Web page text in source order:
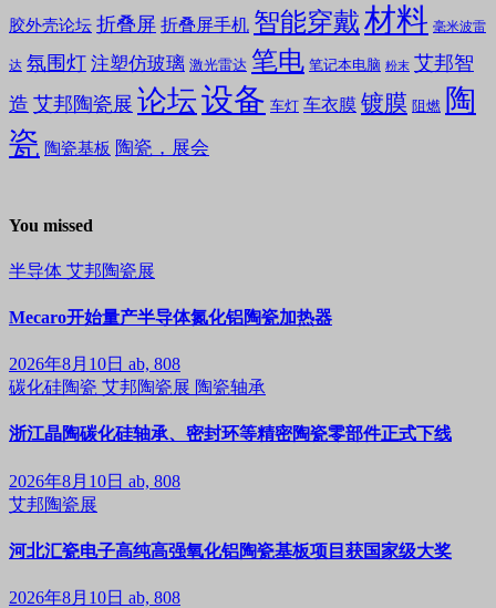
胶外壳论坛 折叠屏 折叠屏手机 智能穿戴材料 毫米波雷
达 氛围灯 注塑仿玻璃 激光雷达 笔电 笔记本电脑 粉末 艾邦智
造 艾邦陶瓷展 论坛设备 车灯 车衣膜 镀膜 阻燃 陶
瓷 陶瓷基板 陶瓷，展会
You missed
半导体 艾邦陶瓷展
Mecaro开始量产半导体氮化铝陶瓷加热器
2026年8月10日 ab, 808
碳化硅陶瓷 艾邦陶瓷展 陶瓷轴承
浙江晶陶碳化硅轴承、密封环等精密陶瓷零部件正式下线
2026年8月10日 ab, 808
艾邦陶瓷展
河北汇瓷电子高纯高强氧化铝陶瓷基板项目获国家级大奖
2026年8月10日 ab, 808